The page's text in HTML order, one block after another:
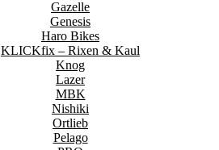
Gazelle
Genesis
Haro Bikes
KLICKfix – Rixen & Kaul
Knog
Lazer
MBK
Nishiki
Ortlieb
Pelago